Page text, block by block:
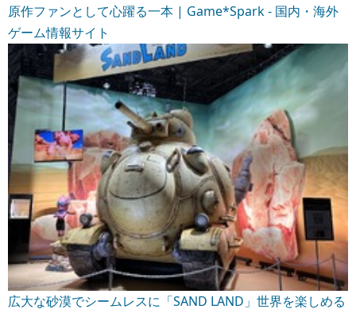
原作ファンとして心躍る一本 | Game*Spark - 国内・海外
ゲーム情報サイト
広大な砂漠でシームレスに「SAND LAND」世界を楽しめる